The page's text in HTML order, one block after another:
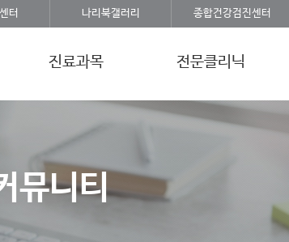
터 나리북갤러리 종합건강검진센터
진료과목 전문클리닉
뮤니티